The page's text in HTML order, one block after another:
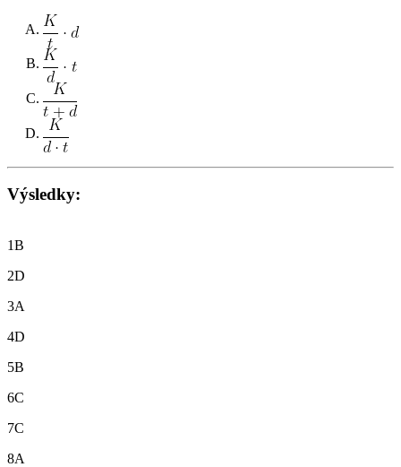
Výsledky:
1B
2D
3A
4D
5B
6C
7C
8A